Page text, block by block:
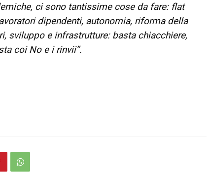
ci sono tantissime cose da fare: flat
dipendenti, autonomia, riforma della
sviluppo e infrastrutture: basta chiacchiere,
coi No e i rinvii”.